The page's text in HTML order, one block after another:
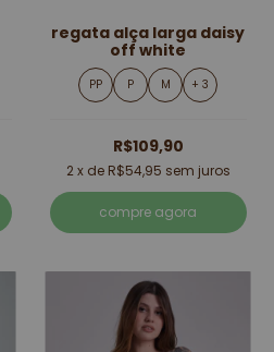
regata alça larga daisy
off white
PP P M + 3
R$109,90
2x de R$54,95 sem juros
compre agora